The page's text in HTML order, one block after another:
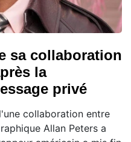
sa collaboration
la
privé
collaboration entre
Allan Peters a